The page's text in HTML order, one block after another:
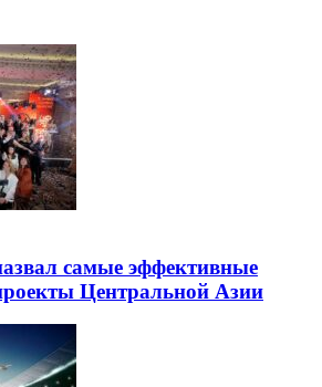
самые эффективные
Центральной Азии